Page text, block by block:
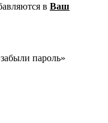
в Ваш
пароль»